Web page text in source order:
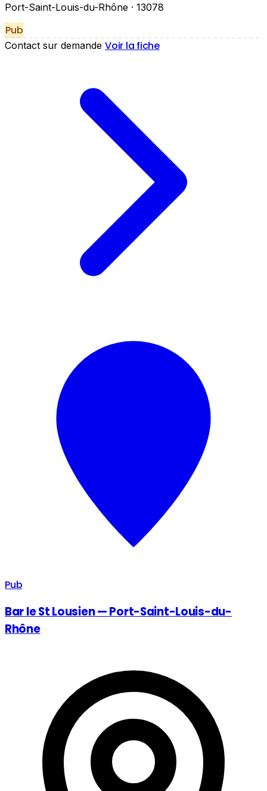
Port-Saint-Louis-du-Rhône · 13078
Pub
Contact sur demande Voir la fiche
Pub
Bar le St Lousien — Port-Saint-Louis-du-
Rhône